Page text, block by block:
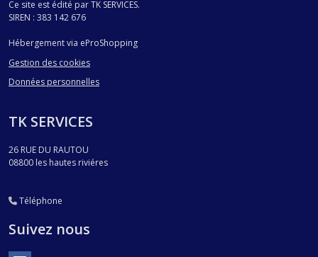
Ce site est édité par TK SERVICES.
SIREN : 383 142 676
Hébergement via eProShopping
Gestion des cookies
Données personnelles
TK SERVICES
26 RUE DU RAUTOU
08800 les hautes riviéres
Téléphone
Suivez nous